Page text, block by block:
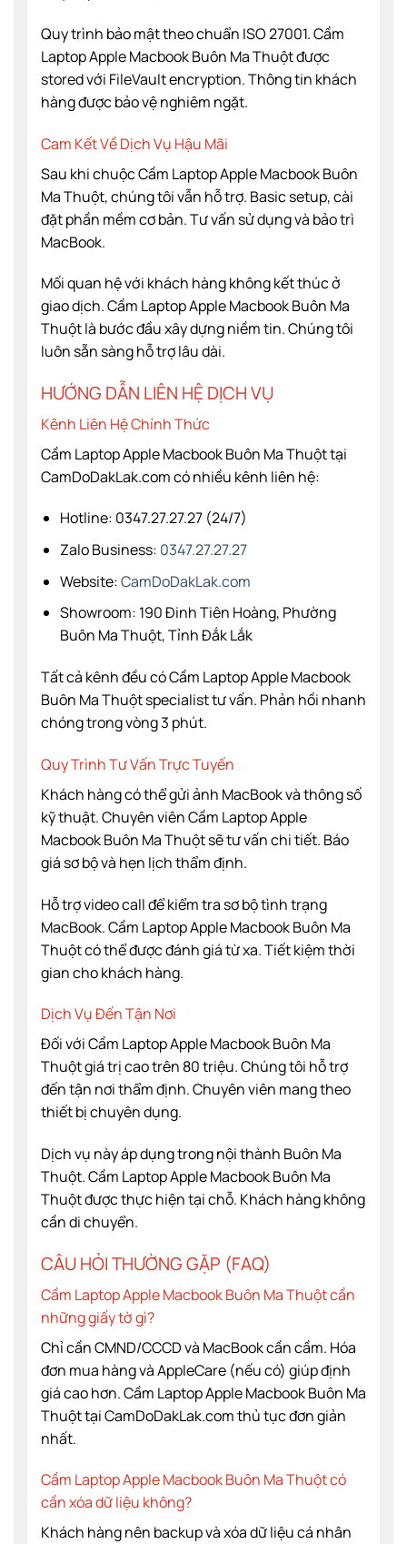
Quy trình bảo mật theo chuẩn ISO 27001. Cầm
Laptop Apple Macbook Buôn Ma Thuột được
stored với FileVault encryption. Thông tin khách
hàng được bảo vệ nghiêm ngặt.
Cam Kết Về Dịch Vụ Hậu Mãi
Sau khi chuộc Cầm Laptop Apple Macbook Buôn
Ma Thuột, chúng tôi vẫn hỗ trợ. Basic setup, cài
đặt phần mềm cơ bản. Tư vấn sử dụng và bảo trì
MacBook.
Mối quan hệ với khách hàng không kết thúc ở
giao dịch. Cầm Laptop Apple Macbook Buôn Ma
Thuột là bước đầu xây dựng niềm tin. Chúng tôi
luôn sẵn sàng hỗ trợ lâu dài.
HƯỚNG DẪN LIÊN HỆ DỊCH VỤ
Kênh Liên Hệ Chính Thức
Cầm Laptop Apple Macbook Buôn Ma Thuột tại
CamDoDakLak.com có nhiều kênh liên hệ:
Hotline: 0347.27.27.27 (24/7)
Zalo Business: 0347.27.27.27
Website:CamDoDakLak.com
Showroom: 190 Đinh Tiên Hoàng, Phường
Buôn Ma Thuột, Tỉnh Đắk Lắk
Tất cả kênh đều có Cầm Laptop Apple Macbook
Buôn Ma Thuột specialist tư vấn. Phản hồi nhanh
chóng trong vòng 3 phút.
Quy Trình Tư Vấn Trực Tuyến
Khách hàng có thể gửi ảnh MacBook và thông số
kỹ thuật. Chuyên viên Cầm Laptop Apple
Macbook Buôn Ma Thuột sẽ tư vấn chi tiết. Báo
giá sơ bộ và hẹn lịch thẩm định.
Hỗ trợ video call để kiểm tra sơ bộ tình trạng
MacBook. Cầm Laptop Apple Macbook Buôn Ma
Thuột có thể được đánh giá từ xa. Tiết kiệm thời
gian cho khách hàng.
Dịch Vụ Đến Tận Nơi
Đối với Cầm Laptop Apple Macbook Buôn Ma
Thuột giá trị cao trên 80 triệu. Chúng tôi hỗ trợ
đến tận nơi thẩm định. Chuyên viên mang theo
thiết bị chuyên dụng.
Dịch vụ này áp dụng trong nội thành Buôn Ma
Thuột. Cầm Laptop Apple Macbook Buôn Ma
Thuột được thực hiện tại chỗ. Khách hàng không
cần di chuyển.
CÂU HỎI THƯỜNG GẶP (FAQ)
Cầm Laptop Apple Macbook Buôn Ma Thuột cần
những giấy tờ gì?
Chỉ cần CMND/CCCD và MacBook cần cầm. Hóa
đơn mua hàng và AppleCare (nếu có) giúp định
giá cao hơn. Cầm Laptop Apple Macbook Buôn Ma
Thuột tại CamDoDakLak.com thủ tục đơn giản
nhất.
Cầm Laptop Apple Macbook Buôn Ma Thuột có
cần xóa dữ liệu không?
Khách hàng nên backup và xóa dữ liệu cá nhân